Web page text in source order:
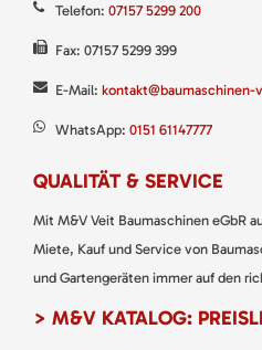
Telefon: 07157 5299 200
Fax: 07157 5299 399
E-Mail: kontakt@baumaschinen-
WhatsApp: 0151 61147777
QUALITÄT & SERVICE
Mit M&V Veit Baumaschinen eGbR
Miete, Kauf und Service von
und Gartengeräten immer auf den
> M&V KATALOG: